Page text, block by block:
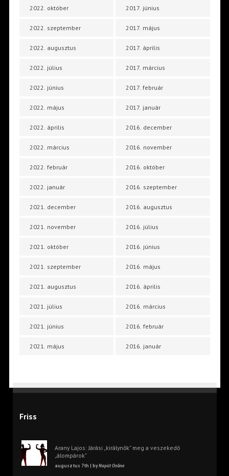
2022. október
2022. szeptember
2022. augusztus
2022. július
2022. június
2022. május
2022. április
2022. március
2022. február
2022. január
2021. december
2021. november
2021. október
2021. szeptember
2021. augusztus
2021. július
2021. június
2021. május
2017. június
2017. május
2017. április
2017. március
2017. február
2017. január
2016. december
2016. november
2016. október
2016. szeptember
2016. augusztus
2016. július
2016. június
2016. május
2016. április
2016. március
2016. február
2016. január
Friss
Arany Lajos: Járási „királynők” meg a veszekedő
„álompárok”
augusztus 7th | byNapút Online